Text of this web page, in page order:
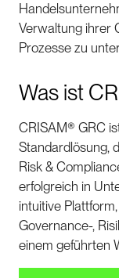
Verwaltung ihrer
Prozesse zu
Was ist
CRISAM® GRC
Standardlösung,
Risk &
erfolgreich in
intuitive
Governance-,
einem geführten